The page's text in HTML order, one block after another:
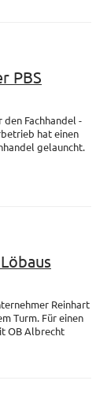
PBS
Fachhandel -
hat einen
gelauncht.
Reinhart
Turm. Für einen
OB Albrecht